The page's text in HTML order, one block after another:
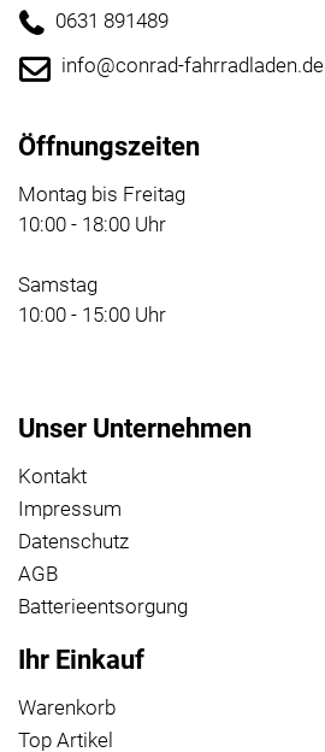
0631 891489
info@conrad-fahrradladen.de
Öffnungszeiten
Montag bis Freitag
10:00 - 18:00 Uhr
Samstag
10:00 - 15:00 Uhr
Unser Unternehmen
Kontakt
Impressum
Datenschutz
AGB
Batterieentsorgung
Ihr Einkauf
Warenkorb
Top Artikel